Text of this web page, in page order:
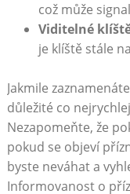
což může
Viditelné
je klíště stále
Jakmile
důležité co
Nezapomeňte, že
pokud se objeví
byste neváhat a
Informovanost o